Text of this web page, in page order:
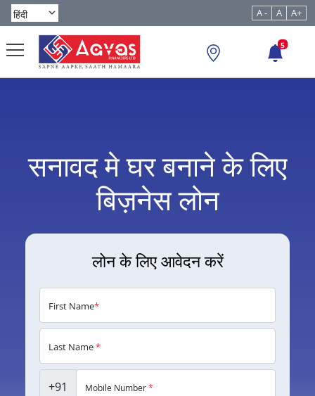
A - A A+
5
सनावद मे घर बनाने के लिए
बिज़नेस लोन
लोन के लिए आवेदन करें
First Name*
Last Name*
+91 Mobile Number*